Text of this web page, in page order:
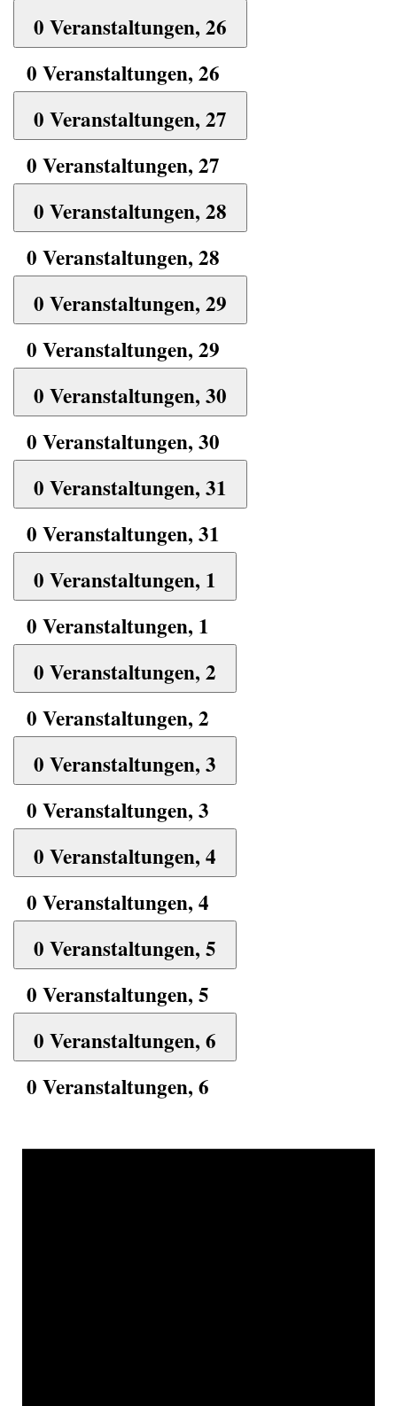
0 Veranstaltungen, 26
0 Veranstaltungen, 26
0 Veranstaltungen, 27
0 Veranstaltungen, 27
0 Veranstaltungen, 28
0 Veranstaltungen, 28
0 Veranstaltungen, 29
0 Veranstaltungen, 29
0 Veranstaltungen, 30
0 Veranstaltungen, 30
0 Veranstaltungen, 31
0 Veranstaltungen, 31
0 Veranstaltungen, 1
0 Veranstaltungen, 1
0 Veranstaltungen, 2
0 Veranstaltungen, 2
0 Veranstaltungen, 3
0 Veranstaltungen, 3
0 Veranstaltungen, 4
0 Veranstaltungen, 4
0 Veranstaltungen, 5
0 Veranstaltungen, 5
0 Veranstaltungen, 6
0 Veranstaltungen, 6